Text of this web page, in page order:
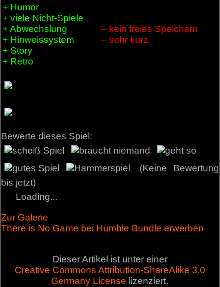
+ Humor
+ viele Nicht-Spiele
+ Abwechslung
+ Hinweissystem
+ Story
+ Retro
– kein freies Speichern
– sehr kurz
Bewerte dieses Spiel:
(Keine Bewertung
bis jetzt)
Loading...
Zur Galerie
There is No Game bei Humble Bundle erwerben
Dieser Artikel ist unter einer
Creative Commons Attribution-ShareAlike 3.0
Germany License lizenziert.